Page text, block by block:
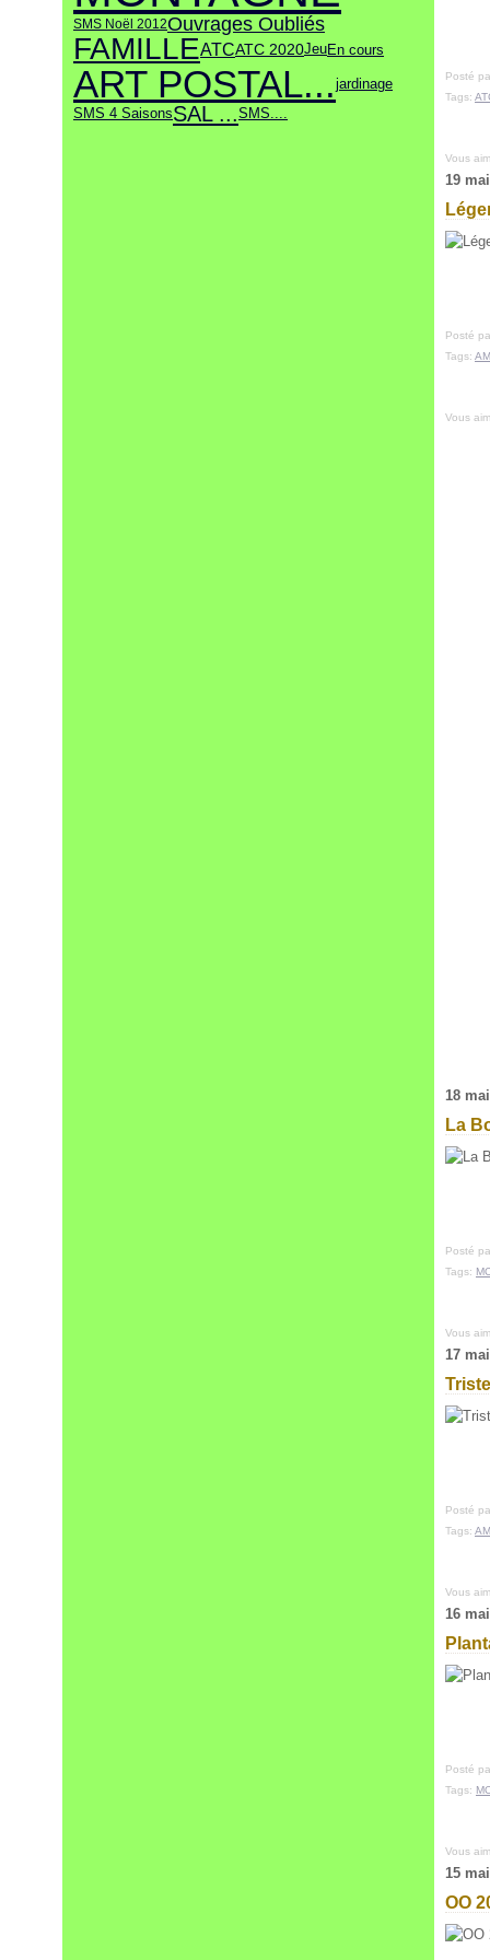
SMS Noël 2012Ouvrages Oubliés
FAMILLEATCATC 2020JeuEn cours
ART POSTAL...jardinage
SMS 4 SaisonsSAL ...SMS....
Posté
Tags:
Vous
19
Posté
Tags:
Vous
18
La
Posté
Tags:
Vous
17
Posté
Tags:
Vous
16
Posté
Tags:
Vous
15
OO